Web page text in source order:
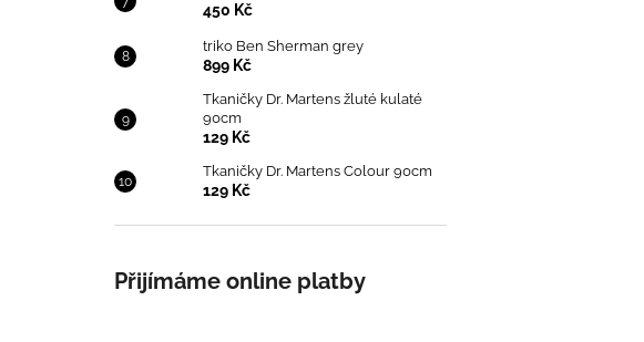
450 Kč
triko Ben Sherman grey
899 Kč
Tkaničky Dr. Martens žluté kulaté
90cm
129 Kč
Tkaničky Dr. Martens Colour 90cm
129 Kč
Přijímáme online platby